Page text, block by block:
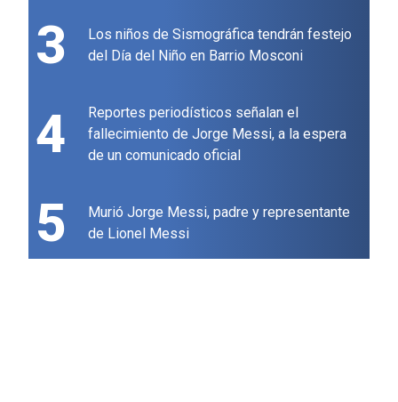
3
Los niños de Sismográfica tendrán festejo
del Día del Niño en Barrio Mosconi
4
Reportes periodísticos señalan el
fallecimiento de Jorge Messi, a la espera
de un comunicado oficial
5
Murió Jorge Messi, padre y representante
de Lionel Messi